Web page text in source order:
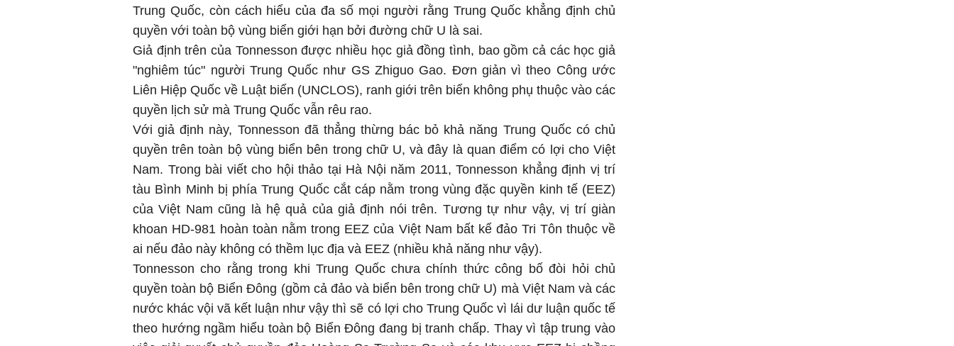
Trung Quốc, còn cách hiểu của đa số mọi người rằng Trung Quốc khẳng định chủ
quyền với toàn bộ vùng biển giới hạn bởi đường chữ U là sai.
Giả định trên của Tonnesson được nhiều học giả đồng tình, bao gồm cả các học giả
"nghiêm túc" người Trung Quốc như GS Zhiguo Gao. Đơn giản vì theo Công ước
Liên Hiệp Quốc về Luật biển (UNCLOS), ranh giới trên biển không phụ thuộc vào các
quyền lịch sử mà Trung Quốc vẫn rêu rao.
Với giả định này, Tonnesson đã thẳng thừng bác bỏ khả năng Trung Quốc có chủ
quyền trên toàn bộ vùng biển bên trong chữ U, và đây là quan điểm có lợi cho Việt
Nam. Trong bài viết cho hội thảo tại Hà Nội năm 2011, Tonnesson khẳng định vị trí
tàu Bình Minh bị phía Trung Quốc cắt cáp nằm trong vùng đặc quyền kinh tế (EEZ)
của Việt Nam cũng là hệ quả của giả định nói trên. Tương tự như vậy, vị trí giàn
khoan HD-981 hoàn toàn nằm trong EEZ của Việt Nam bất kể đảo Tri Tôn thuộc về
ai nếu đảo này không có thềm lục địa và EEZ (nhiều khả năng như vậy).
Tonnesson cho rằng trong khi Trung Quốc chưa chính thức công bố đòi hỏi chủ
quyền toàn bộ Biển Đông (gồm cả đảo và biển bên trong chữ U) mà Việt Nam và các
nước khác vội vã kết luận như vậy thì sẽ có lợi cho Trung Quốc vì lái dư luận quốc tế
theo hướng ngầm hiểu toàn bộ Biển Đông đang bị tranh chấp. Thay vì tập trung vào